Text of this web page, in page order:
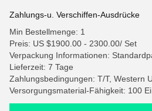
Zahlungs-u. Verschiffen-Ausdrücke
Min Bestellmenge: 1
Preis: US $1900.00 - 2300.00/ Set
Verpackung Informationen:
Lieferzeit: 7 Tage
Zahlungsbedingungen: T/T, Western
Versorgungsmaterial-Fähigkeit: 100